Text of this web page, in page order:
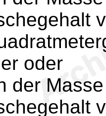
oder
der